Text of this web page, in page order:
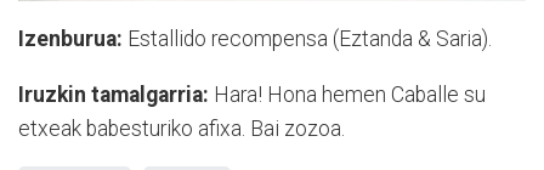
Izenburua: Estallido recompensa (Eztanda & Saria).
Iruzkin tamalgarria: Hara! Hona hemen Caballe su
etxeak babesturiko afixa. Bai zozoa.